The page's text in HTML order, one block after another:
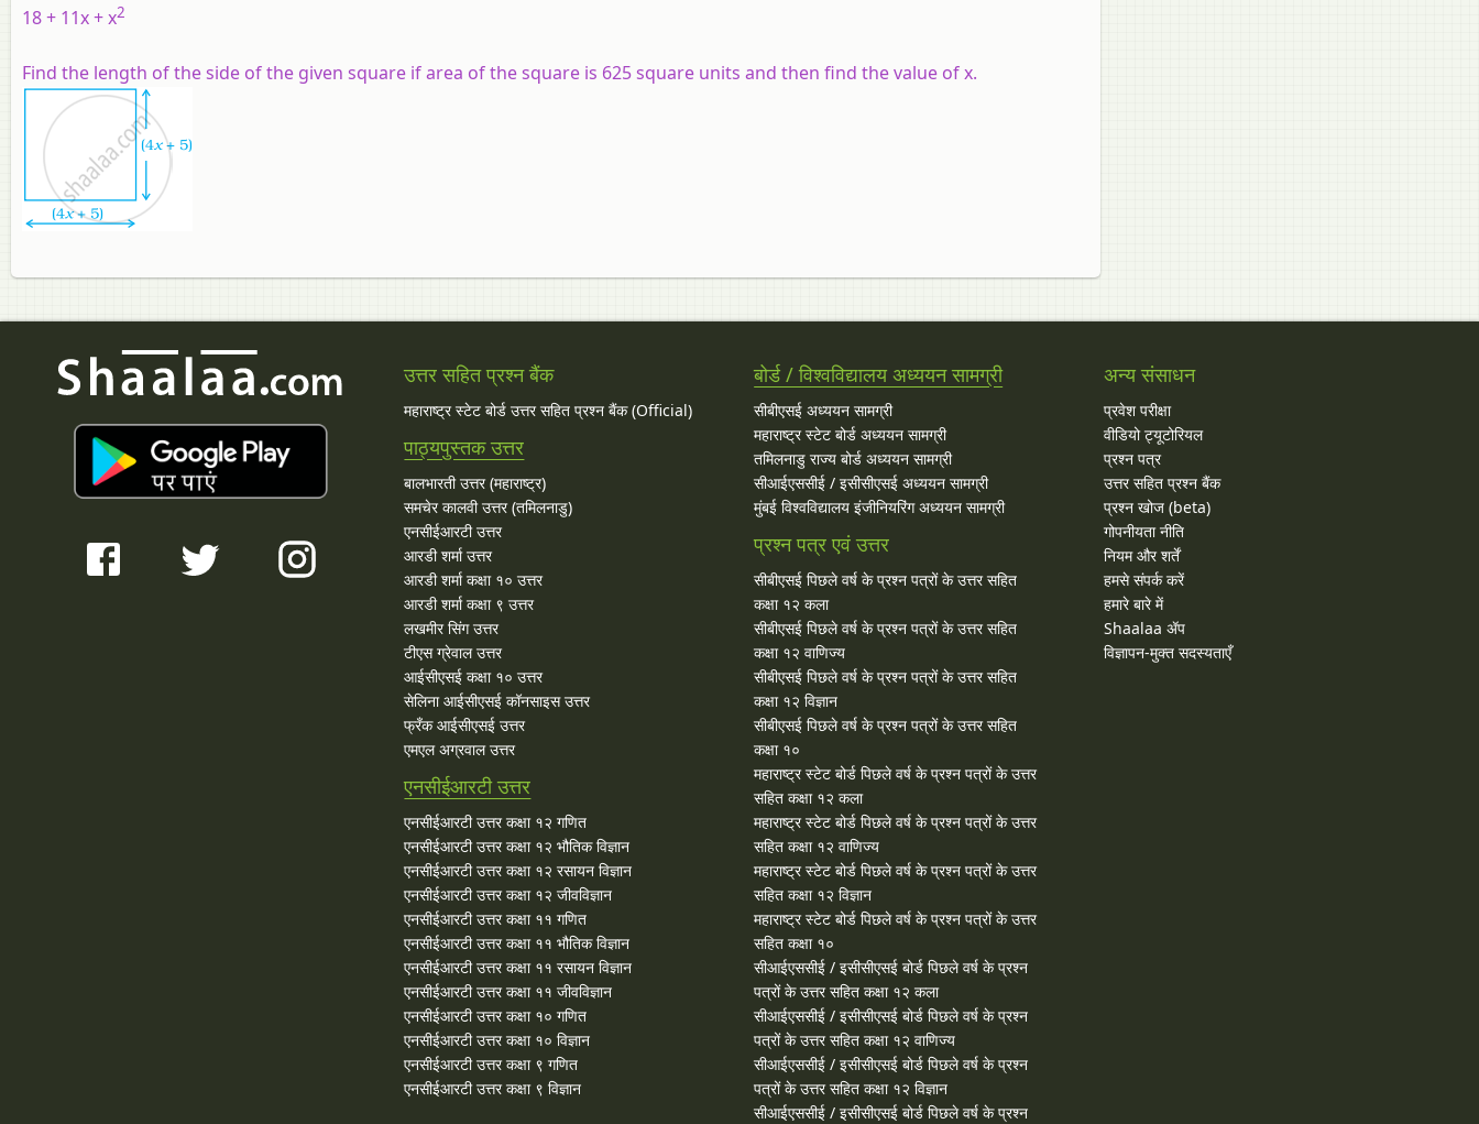
18 + 11x + x2
Find the length of the side of the given square if area of the square is 625 square units and then find the value of x.
उत्तर सहित प्रश्न बैंक
महाराष्ट्र स्टेट बोर्ड उत्तर सहित प्रश्न बैंक (Official)
पाठ्यपुस्तक उत्तर
बालभारती उत्तर (महाराष्ट्र)
समचेर कालवी उत्तर (तमिलनाडु)
एनसीईआरटी उत्तर
आरडी शर्मा उत्तर
आरडी शर्मा कक्षा १० उत्तर
आरडी शर्मा कक्षा ९ उत्तर
लखमीर सिंग उत्तर
टीएस ग्रेवाल उत्तर
आईसीएसई कक्षा १० उत्तर
सेलिना आईसीएसई कॉनसाइस उत्तर
फ्रँक आईसीएसई उत्तर
एमएल अग्रवाल उत्तर
एनसीईआरटी उत्तर
एनसीईआरटी उत्तर कक्षा १२ गणित
एनसीईआरटी उत्तर कक्षा १२ भौतिक विज्ञान
एनसीईआरटी उत्तर कक्षा १२ रसायन विज्ञान
एनसीईआरटी उत्तर कक्षा १२ जीवविज्ञान
एनसीईआरटी उत्तर कक्षा ११ गणित
एनसीईआरटी उत्तर कक्षा ११ भौतिक विज्ञान
एनसीईआरटी उत्तर कक्षा ११ रसायन विज्ञान
एनसीईआरटी उत्तर कक्षा ११ जीवविज्ञान
एनसीईआरटी उत्तर कक्षा १० गणित
एनसीईआरटी उत्तर कक्षा १० विज्ञान
एनसीईआरटी उत्तर कक्षा ९ गणित
एनसीईआरटी उत्तर कक्षा ९ विज्ञान
बोर्ड / विश्वविद्यालय अध्ययन सामग्री
सीबीएसई अध्ययन सामग्री
महाराष्ट्र स्टेट बोर्ड अध्ययन सामग्री
तमिलनाडु राज्य बोर्ड अध्ययन सामग्री
सीआईएससीई / इसीसीएसई अध्ययन सामग्री
मुंबई विश्वविद्यालय इंजीनियरिंग अध्ययन सामग्री
प्रश्न पत्र एवं उत्तर
सीबीएसई पिछले वर्ष के प्रश्न पत्रों के उत्तर सहित
कक्षा १२ कला
सीबीएसई पिछले वर्ष के प्रश्न पत्रों के उत्तर सहित
कक्षा १२ वाणिज्य
सीबीएसई पिछले वर्ष के प्रश्न पत्रों के उत्तर सहित
कक्षा १२ विज्ञान
सीबीएसई पिछले वर्ष के प्रश्न पत्रों के उत्तर सहित
कक्षा १०
महाराष्ट्र स्टेट बोर्ड पिछले वर्ष के प्रश्न पत्रों के उत्तर
सहित कक्षा १२ कला
महाराष्ट्र स्टेट बोर्ड पिछले वर्ष के प्रश्न पत्रों के उत्तर
सहित कक्षा १२ वाणिज्य
महाराष्ट्र स्टेट बोर्ड पिछले वर्ष के प्रश्न पत्रों के उत्तर
सहित कक्षा १२ विज्ञान
महाराष्ट्र स्टेट बोर्ड पिछले वर्ष के प्रश्न पत्रों के उत्तर
सहित कक्षा १०
सीआईएससीई / इसीसीएसई बोर्ड पिछले वर्ष के प्रश्न
पत्रों के उत्तर सहित कक्षा १२ कला
सीआईएससीई / इसीसीएसई बोर्ड पिछले वर्ष के प्रश्न
पत्रों के उत्तर सहित कक्षा १२ वाणिज्य
सीआईएससीई / इसीसीएसई बोर्ड पिछले वर्ष के प्रश्न
पत्रों के उत्तर सहित कक्षा १२ विज्ञान
सीआईएससीई / इसीसीएसई बोर्ड पिछले वर्ष के प्रश्न
अन्य संसाधन
प्रवेश परीक्षा
वीडियो ट्यूटोरियल
प्रश्न पत्र
उत्तर सहित प्रश्न बैंक
प्रश्न खोज (beta)
गोपनीयता नीति
नियम और शर्तें
हमसे संपर्क करें
हमारे बारे में
Shaalaa ॲप
विज्ञापन-मुक्त सदस्यताएँ